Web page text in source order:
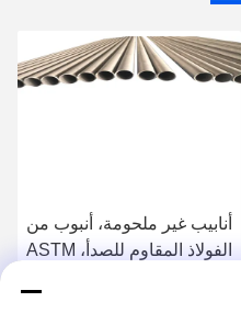
أنابيب غير ملحومة، أنبوب من
الفولاذ المقاوم للصدأ، ASTM